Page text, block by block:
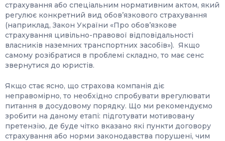
страхування або спеціальним нормативним актом, який
регулює конкретний вид обов’язкового страхування
(наприклад, Закон України «Про обов’язкове
страхування цивільно-правової відповідальності
власників наземних транспортних засобів»). Якщо
самому розібратися в проблемі складно, то має сенс
звернутися до юристів.
Якщо стає ясно, що страхова компанія діє
неправомірно, то необхідно спробувати врегулювати
питання в досудовому порядку. Що ми рекомендуємо
зробити на даному етапі: підготувати мотивовану
претензію, де буде чітко вказано які пункти договору
страхування або норми законодавства порушені, чим